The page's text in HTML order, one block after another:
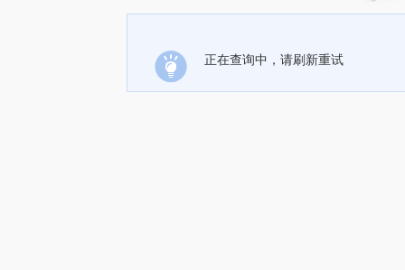
正在查询中，请刷新重试